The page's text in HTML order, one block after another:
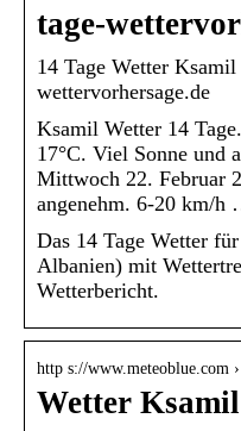
tage-
14 Tage Wetter
wettervorhersage.de
Ksamil Wetter 14
17°C. Viel Sonne und
Mittwoch 22. Februar
angenehm. 6-20 km/h
Das 14 Tage Wetter
Albanien) mit
Wetterbericht.
http s://www.meteoblue.com
Wetter